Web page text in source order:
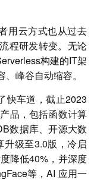
用云方式也从过去
程研发转变。无论
构建的IT架
峰谷自动缩容。
快车道，截止2023
品，包括函数计算
数据库、开源大数
升级至3.0版，冷启
降低40%，并深度
等，AI 应用一